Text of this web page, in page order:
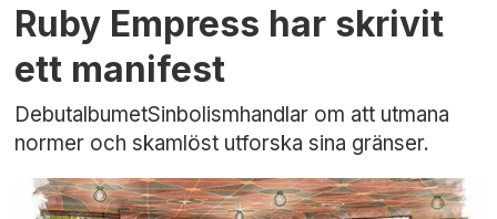
Ruby Empress har skrivit
ett manifest
DebutalbumetSinbolismhandlar om att utmana
normer och skamlöst utforska sina gränser.